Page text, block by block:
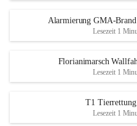
Alarmierung GMA-
Lesezeit 1
Florianimarsch
Lesezeit 1
T1
Lesezeit 1